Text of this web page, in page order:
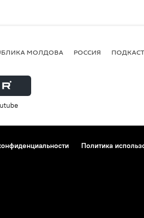
МОЛДОВА РОССИЯ
Политика